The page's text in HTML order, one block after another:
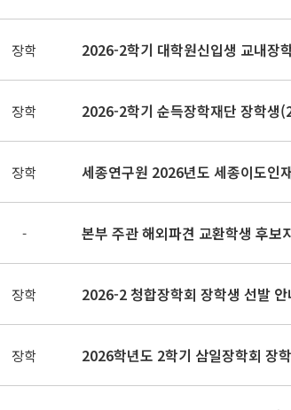
장학 2026-2학기 대학원신입생 교내장
장학 2026-2학기 순득장학재단 장학
장학
- 본부 주관 해외파견 교환학생 후보
장학 2026-2 청합장학회 장학생 선발
장학 2026학년도 2학기 삼일장학회 장